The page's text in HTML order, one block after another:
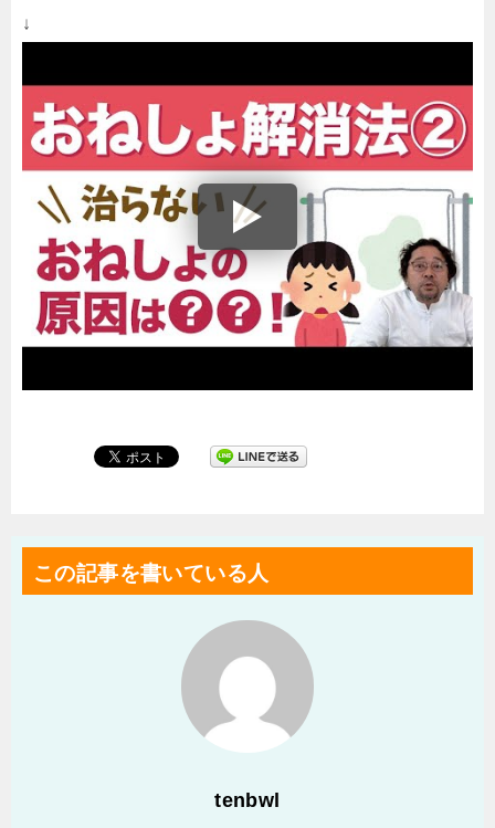
↓
この記事を書いている人
tenbwl